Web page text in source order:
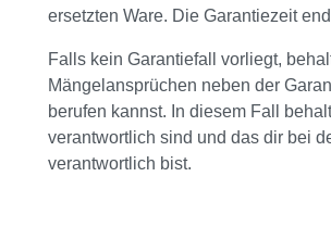
ersetzten Ware. Die Garantiezeit
Falls kein Garantiefall vorliegt,
Mängelansprüchen neben der
berufen kannst. In diesem Fall
verantwortlich sind und das dir bei
verantwortlich bist.